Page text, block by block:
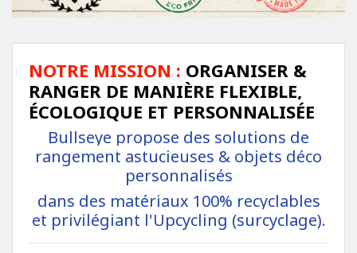
NOTRE MISSION : ORGANISER &
RANGER DE MANIÈRE FLEXIBLE,
ÉCOLOGIQUE ET PERSONNALISÉE
Bullseye propose des solutions de
rangement astucieuses & objets déco
personnalisés
dans des matériaux 100% recyclables
et privilégiant l'Upcycling (surcyclage).